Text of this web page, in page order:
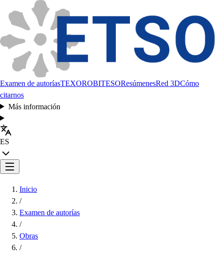
Examen de autoríasTEXOROBITESOResúmenesRed 3DCómo
citarnos
Más información
ES
Inicio
/
Examen de autorías
/
Obras
/